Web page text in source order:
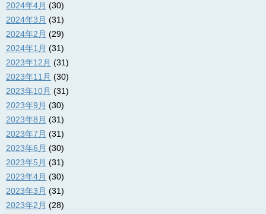
2024年4月 (30)
2024年3月 (31)
2024年2月 (29)
2024年1月 (31)
2023年12月 (31)
2023年11月 (30)
2023年10月 (31)
2023年9月 (30)
2023年8月 (31)
2023年7月 (31)
2023年6月 (30)
2023年5月 (31)
2023年4月 (30)
2023年3月 (31)
2023年2月 (28)